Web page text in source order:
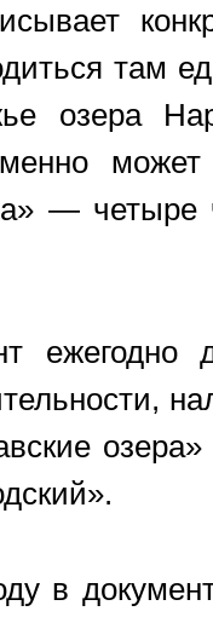
там
озера
—
ежегодно
в